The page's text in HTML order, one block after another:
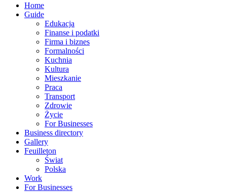
Home
Guide
Edukacja
Finanse i podatki
Firma i biznes
Formalności
Kuchnia
Kultura
Mieszkanie
Praca
Transport
Zdrowie
Życie
For Businesses
Business directory
Gallery
Feuilleton
Świat
Polska
Work
For Businesses